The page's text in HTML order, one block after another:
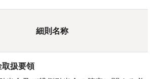
細則名称
取扱要領